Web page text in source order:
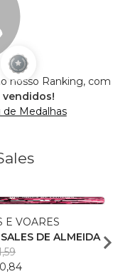
nosso Ranking, com
vendidos!
Medalhas
E VOARES
DE ALMEIDA ÓDIO
JAIR